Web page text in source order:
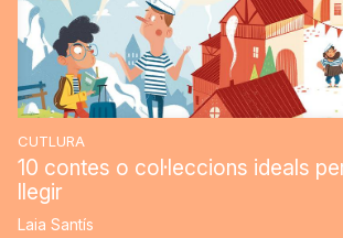
CUTLURA
10 contes o col·leccions ideals
llegir
Laia Santís